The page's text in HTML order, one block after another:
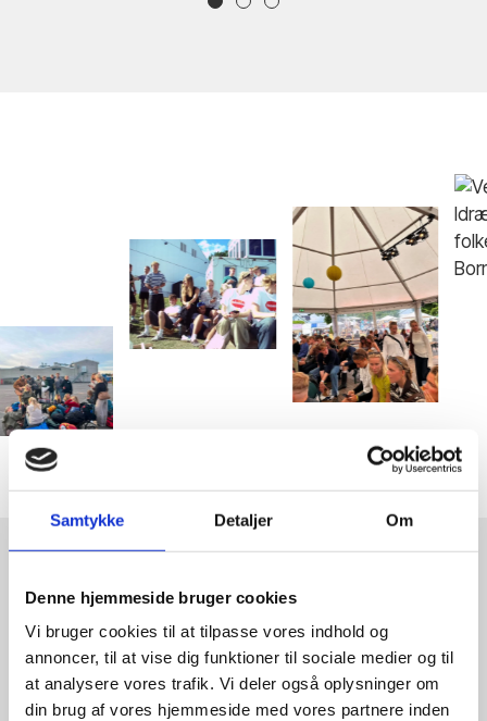
Samtykke Detaljer Om
Denne hjemmeside bruger cookies
Vi bruger cookies til at tilpasse vores indhold og
annoncer, til at vise dig funktioner til sociale medier og til
at analysere vores trafik. Vi deler også oplysninger om
din brug af vores hjemmeside med vores partnere inden
VÆR MED TIL AT SÆTTE
HØJSKOLERNE PÅ LANDKORTET